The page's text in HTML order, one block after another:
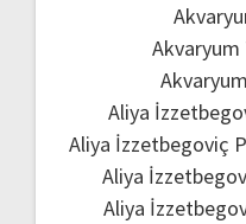
Akvaryum
Aliya
Aliya İzzetbegoviç
Aliya
Aliya